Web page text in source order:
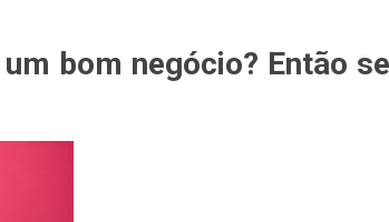
bom negócio? Então